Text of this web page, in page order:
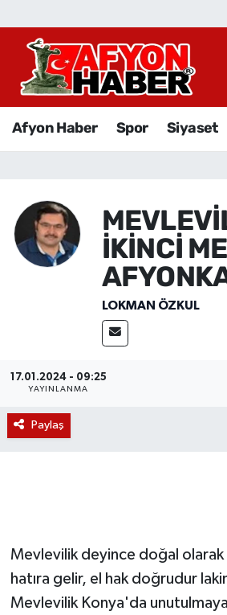
Afyon Haber Spor Siyaset
İKİNCİ
LOKMAN ÖZKUL
17.01.2024 - 09:25
YAYINLANMA
Paylaş
Mevlevilik deyince doğal olarak
hatıra gelir, el hak doğrudur
Mevlevilik Konya'da
Afyon Haber
Sağlık
Eğitim
Sivil Toplum
Magazin
Etkinlikler